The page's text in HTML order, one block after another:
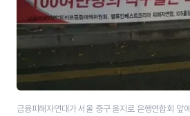
금융피해자연대가 서울 중구 을지로 은행연합회 앞